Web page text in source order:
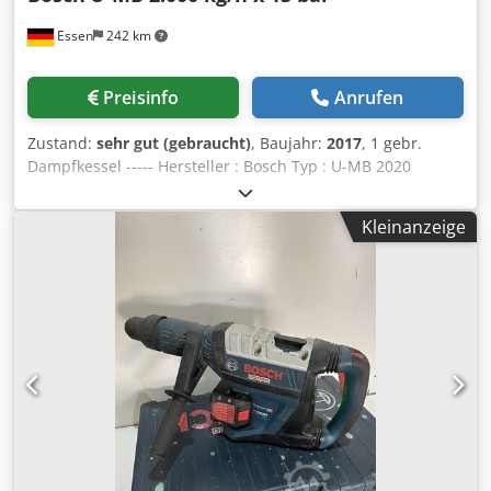
Wichtiger Hinweis Die Anlage wird ohne
angeboten. Dadurch kann das System individuell an die
Anforderungen des Käufers angepasst und mit einer
nach Wunsch ausgestattet werden. Dies bietet maximale
Flexibilität für Neuinstallationen oder Integrationen in
bestehende Produktionsanlagen. Einsatzbereiche
Pharmaindustrie Biotechnologie Impfstoffproduktion
Sterile Produktionsanlagen API-Herstellung
Reinmedienversorgung GMP-Produktionsbetriebe Contract
Manufacturing (CMO) Vorteile Original Bosch Pharmatec
Qualität Nie in Betrieb genommen Hochwertige GMP-
Ausführung Vollständige technische Dokumentation
vorhanden Flexible Nachrüstung der Steuerungs- und
Pneumatiktechnik nach Kundenwunsch Sofort verfügbar
Deutlich günstiger als eine vergleichbare Neuanlage Die
Anlage kann nach Terminvereinbarung besichtigt werden.
Weitere Fotos, technische Unterlagen und Zeichnungen
senden wir Ihnen gerne auf Anfrage.
Essen 242 km
Preisinfo Anrufen
Zustand: sehr gut (gebraucht), Baujahr: 2017, 1 gebr.
Dampfkessel ----- Hersteller : Bosch Typ : U-MB 2020
Leistung : 2.000 kg/h zul. Betriebsdruck : 13,0 bar erhöhter
Prüfdruck : 24,1 bar Maximaltemperatur : 195°C
Gesamtvolumen . : 2.065 l Baujahr : 01 / 2017 CE-
Kennzeichen : CE 0036 ausgerüstet mit Weishaupt-
Gasbrenner, Typ WM-G20/ 3-A, 300-2.000 kW, Ausführung
ZM-LN, 15-500 mbar, Crjdozltalepfx Apdof Gasregelstrecke,
separatem Schaltschrank, Kesselsteuerung Loos-Boiler-
Control LBC, Speisewasserpumpe, Eco Typ 1, Leistung 89
kW, Volumen 41 ltr, Temperatur 238°C, zul. Betriebsdruck
31 bar, Prüf-Überdruck 56 bar, und den vorhandenen
groben und feinen Armaturen.
Kleinanzeige